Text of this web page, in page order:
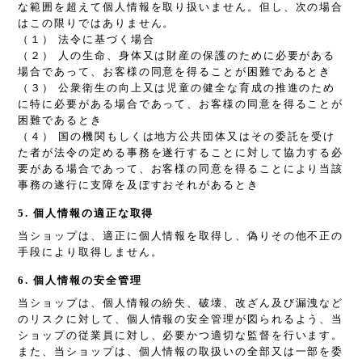
な範囲を超えて個人情報を取り扱いません。但し、次の場合
はこの限りではありません。
（１） 法令に基づく場合
（２） 人の生命、身体又は財産の保護のために必要がある
場合であって、お客様の同意を得ることが困難であるとき
（３） 公衆衛生の向上又は児童の健全な育成の推進のため
に特に必要がある場合であって、お客様の同意を得ることが
困難であるとき
（４） 国の機関もしくは地方公共団体又はその委託を受け
た者が法令の定める事務を遂行することに対して協力する必
要がある場合であって、お客様の同意を得ることにより当該
事務の遂行に支障を及ぼすおそれがあるとき
5. 個人情報の適正な取得
当ショップは、適正に個人情報を取得し、偽りその他不正の
手段により取得しません。
6. 個人情報の安全管理
当ショップは、個人情報の紛失、破壊、改ざん及び漏洩など
のリスクに対して、個人情報の安全管理が図られるよう、当
ショップの従業員に対し、必要かつ適切な監督を行います。
また、当ショップは、個人情報の取扱いの全部又は一部を委